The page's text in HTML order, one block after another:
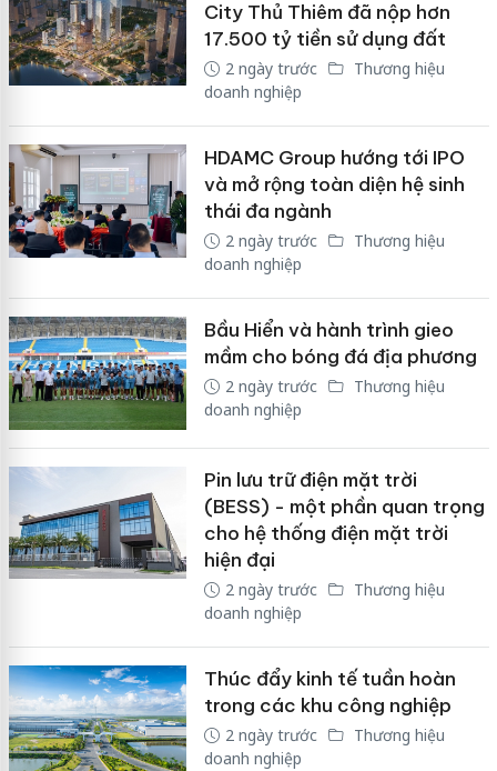
City Thủ Thiêm đã nộp hơn
17.500 tỷ tiền sử dụng đất
2 ngày trước
Thương hiệu
doanh nghiệp
HDAMC Group hướng tới IPO
và mở rộng toàn diện hệ sinh
thái đa ngành
2 ngày trước
Thương hiệu
doanh nghiệp
Bầu Hiển và hành trình gieo
mầm cho bóng đá địa phương
2 ngày trước
Thương hiệu
doanh nghiệp
Pin lưu trữ điện mặt trời
(BESS) - một phần quan trọng
cho hệ thống điện mặt trời
hiện đại
2 ngày trước
Thương hiệu
doanh nghiệp
Thúc đẩy kinh tế tuần hoàn
trong các khu công nghiệp
2 ngày trước
Thương hiệu
doanh nghiệp